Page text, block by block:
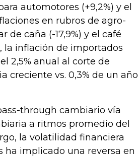
automotores (+9,2%) y el
en rubros de agro-
de caña (-17,9%) y el café
la inflación de importados
2,5% anual al corte de
creciente vs. 0,3% de un año
through cambiario vía
a ritmos promedio del
la volatilidad financiera
ha implicado una reversa en